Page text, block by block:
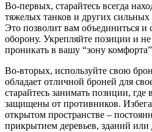
Во-первых, старайтесь всегда
тяжелых танков и других
Это позволит вам объединиться и
оборону. Укрепляйте позиции и
проникать в вашу “зону
Во-вторых, используйте свою
обладает отличной броней для
старайтесь занимать позиции, где
защищены от противников.
открытом пространстве –
прикрытием деревьев, зданий или